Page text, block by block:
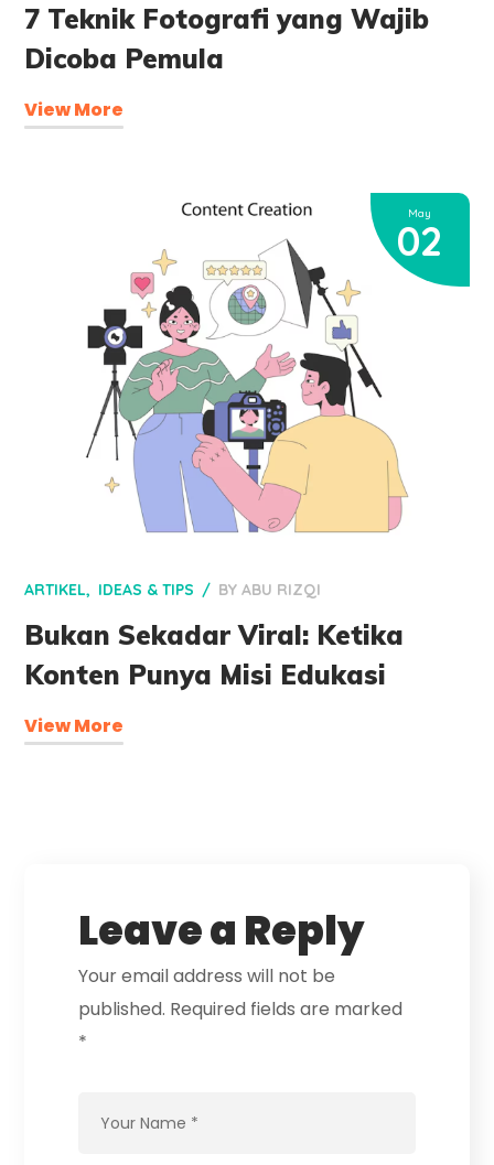
7 Teknik Fotografi yang Wajib
Dicoba Pemula
View More
May
02
ARTIKEL IDEAS & TIPS BYABU RIZQI
Bukan Sekadar Viral: Ketika
Konten Punya Misi Edukasi
View More
Leave a Reply
Your email address will not be
published. Required fields are marked
*